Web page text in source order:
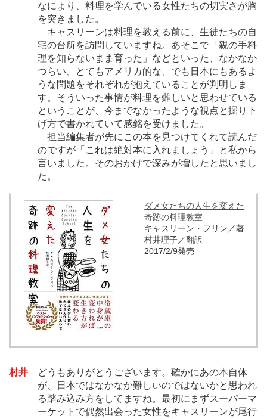
なにより、料理を学んでいる女性たちの切実さが胸
を突きました。
キャスリーンは料理を教える前に、生徒たちの自
宅の台所を訪問していますね。あそこで「親の手料
理を知らないまま育った」などといった、なかなか
つらい、とてもアメリカ的な、でも日本にもあるよ
うな問題をそれぞれが抱えていることが判明しま
す。そういった事情が料理を難しいと思わせている
ということが、今までなかったような視点と掘り下
げ方で書かれていて感銘を受けました。
担当編集者が先にこの本を見つけてくれて読んだ
のですが「これは絶対本に入れましょう」と私から
言いました。そのおかげで深みが増したと思いまし
た。
ダメ女たちの人生を変えた
奇跡の料理教室
キャスリーン・フリン／著
村井理子／翻訳
2017/2/9発売
村井
どうもありがとうございます。確かにあの本自体
が、日本ではなかなか難しいのではないかと思われ
る踏み込み方をしてますね。最初にまずスーパーマ
ーケットで偶然出会った女性をキャスリーンが尾行